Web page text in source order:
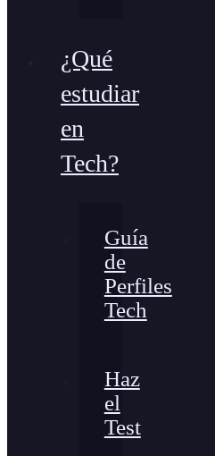
¿Qué
estudiar
en
Tech?
Guía
de
Perfiles
Tech
Haz
el
Test